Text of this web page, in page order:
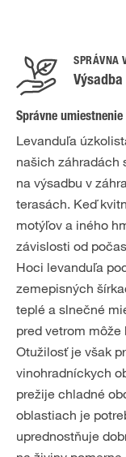
SPRÁVNA
Správne
Levanduľa
našich záhradách
na výsadbu v
terasách. Keď
motýľov a iného
závislosti od
Hoci levanduľa
zemepisných
teplé a slnečné
pred vetrom
Otužilosť je však
vinohradníckych
prežije chladné
oblastiach je
uprednostňuje